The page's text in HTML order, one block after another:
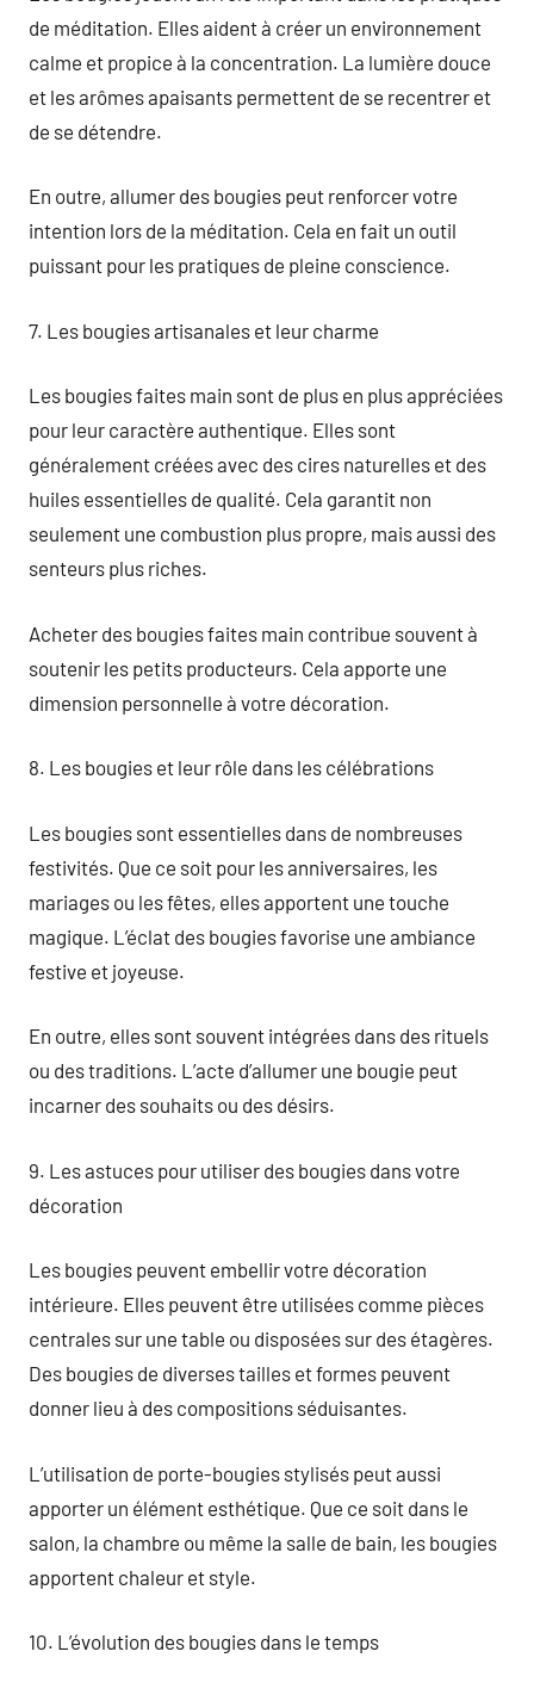
de méditation. Elles aident à créer un environnement
calme et propice à la concentration. La lumière douce
et les arômes apaisants permettent de se recentrer et
de se détendre.
En outre, allumer des bougies peut renforcer votre
intention lors de la méditation. Cela en fait un outil
puissant pour les pratiques de pleine conscience.
7. Les bougies artisanales et leur charme
Les bougies faites main sont de plus en plus appréciées
pour leur caractère authentique. Elles sont
généralement créées avec des cires naturelles et des
huiles essentielles de qualité. Cela garantit non
seulement une combustion plus propre, mais aussi des
senteurs plus riches.
Acheter des bougies faites main contribue souvent à
soutenir les petits producteurs. Cela apporte une
dimension personnelle à votre décoration.
8. Les bougies et leur rôle dans les célébrations
Les bougies sont essentielles dans de nombreuses
festivités. Que ce soit pour les anniversaires, les
mariages ou les fêtes, elles apportent une touche
magique. L’éclat des bougies favorise une ambiance
festive et joyeuse.
En outre, elles sont souvent intégrées dans des rituels
ou des traditions. L’acte d’allumer une bougie peut
incarner des souhaits ou des désirs.
9. Les astuces pour utiliser des bougies dans votre
décoration
Les bougies peuvent embellir votre décoration
intérieure. Elles peuvent être utilisées comme pièces
centrales sur une table ou disposées sur des étagères.
Des bougies de diverses tailles et formes peuvent
donner lieu à des compositions séduisantes.
L’utilisation de porte-bougies stylisés peut aussi
apporter un élément esthétique. Que ce soit dans le
salon, la chambre ou même la salle de bain, les bougies
apportent chaleur et style.
10. L’évolution des bougies dans le temps